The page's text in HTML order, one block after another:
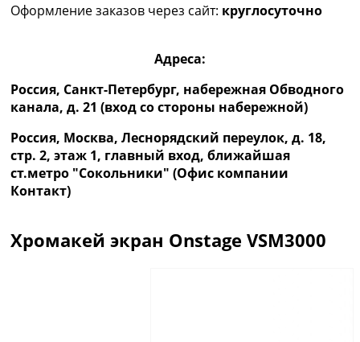
Оформление заказов через сайт: круглосуточно
Адреса:
Россия, Санкт-Петербург, набережная Обводного
канала, д. 21 (вход со стороны набережной)
Россия, Москва, Леснорядский переулок, д. 18,
стр. 2, этаж 1, главный вход, ближайшая
ст.метро "Сокольники" (Офис компании
Контакт)
Хромакей экран Onstage VSM3000